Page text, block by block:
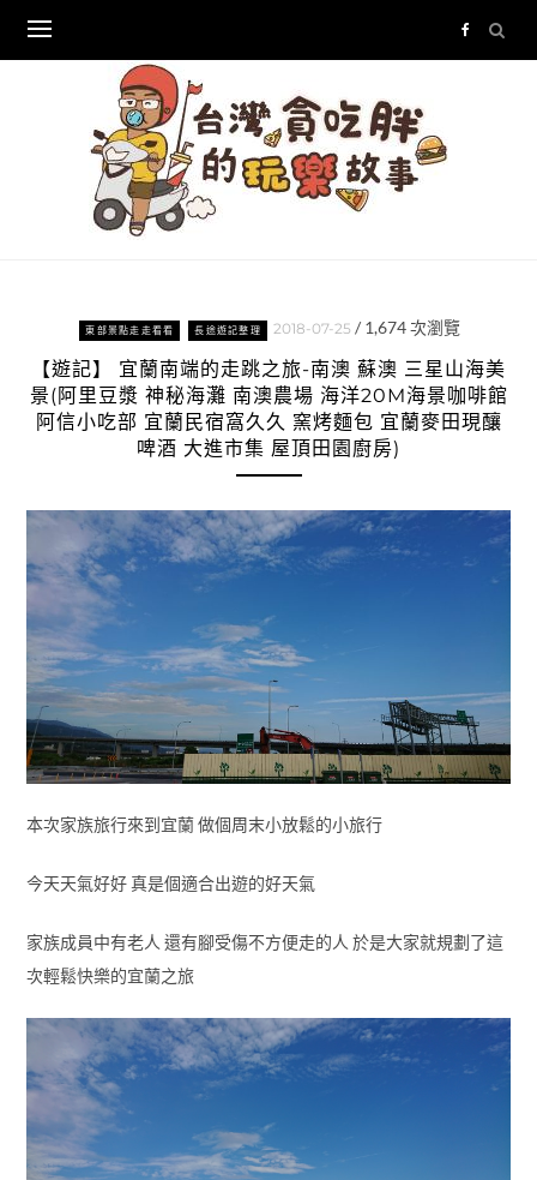
content
東部景點走走看看 長途遊記整理 2018-07-25 / 1,674次瀏覽
【遊記】 宜蘭南端的走跳之旅-南澳 蘇澳 三星山海美
景(阿里豆漿 神秘海灘 南澳農場 海洋20M海景咖啡館
阿信小吃部 宜蘭民宿窩久久 窯烤麵包 宜蘭麥田現釀
啤酒 大進市集 屋頂田園廚房)
本次家族旅行來到宜蘭 做個周末小放鬆的小旅行
今天天氣好好 真是個適合出遊的好天氣
家族成員中有老人 還有腳受傷不方便走的人 於是大家就規劃了這
次輕鬆快樂的宜蘭之旅